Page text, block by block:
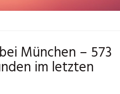
München – 573
im letzten